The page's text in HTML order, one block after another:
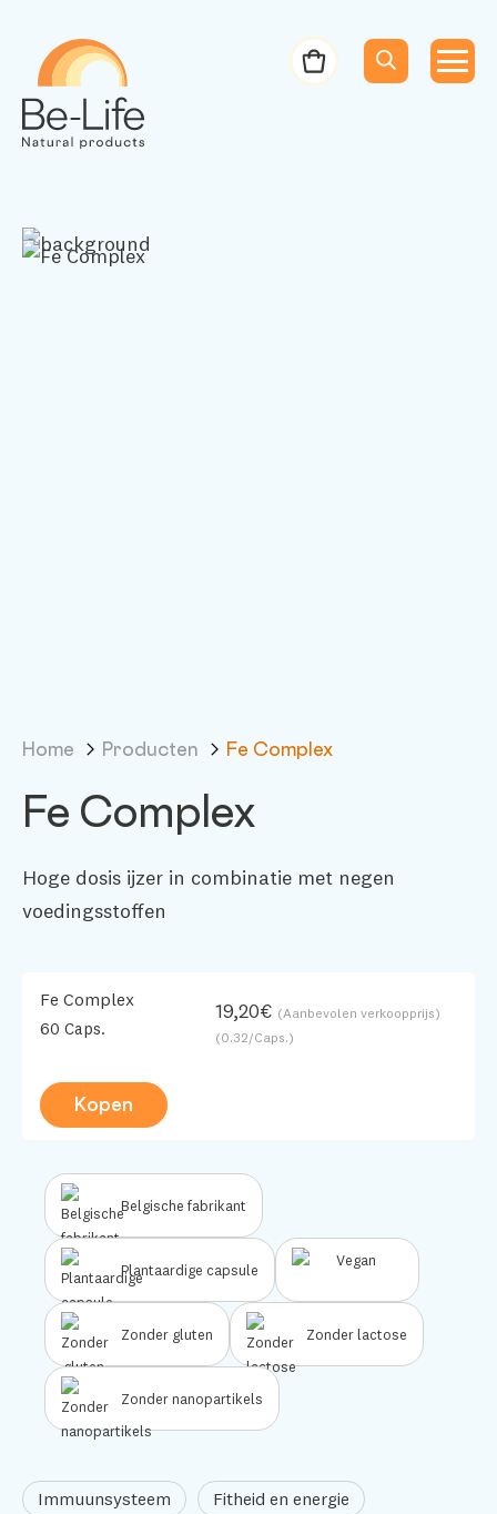
Menu
Menu
Zoekopdracht
Bestelbon
Home Producten Fe Complex
Fe Complex
Hoge dosis ijzer in combinatie met negen
voedingsstoffen
Fe Complex
60 Caps.
19,20€ (Aanbevolen verkoopprijs)
(0.32/Caps.)
Kopen
Belgische fabrikant
Plantaardige capsule
Zonder gluten Zonder lactose
Zonder nanopartikels
Immuunsysteem Fitheid en energie